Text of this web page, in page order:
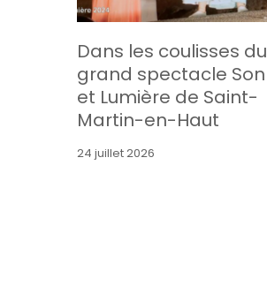
Dans les coulisses du
grand spectacle Son
et Lumière de Saint-
Martin-en-Haut
24 juillet 2026